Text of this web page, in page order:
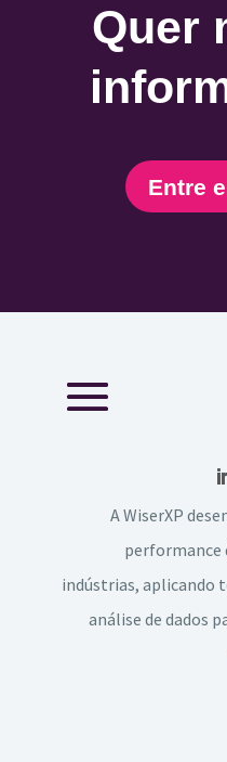
Quer
Entre
A WiserXP
performance
indústrias, aplicando
análise de dados